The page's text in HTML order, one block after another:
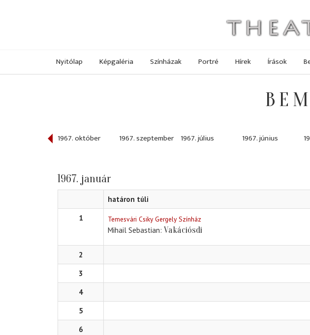
Nyitólap Képgaléria Színházak Portré Hírek Írások
1967. október 1967. szeptember 1967. július 1967. június
1967. január
határon túli
1
Temesvári Csiky Gergely Színház
Mihail Sebastian Vakációsdi
2
3
4
5
6